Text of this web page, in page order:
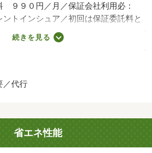
９９０円／月／保証会社利用必：
ントインシュア／初回は保証委託料と
０％（最低保証料２．５万円）が必要
１．１ヶ月／普通借家０２年／＊仲介
別／ガスコンロ対応／ＴＶインター
水洗浄便座／洗面所独立／光ファイ
プロパンガス／ＢＳ／コープあおも
ー）まで５８１ｍ／セブンイレブン
ニ）まで８３８ｍ／ツルハドラッグ
続きを見る
／代行
省エネ性能